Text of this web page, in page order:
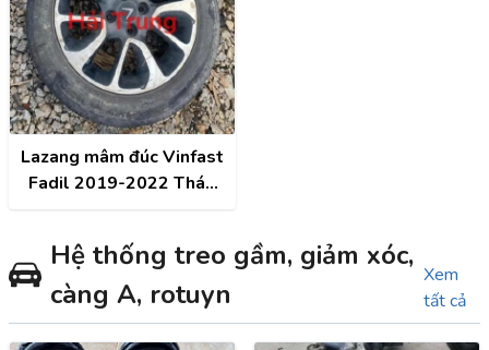
Lazang mâm đúc Vinfast
Fadil 2019-2022 Tháo
Hệ thống treo gầm, giảm xóc,
càng A, rotuyn
Xem
tất cả